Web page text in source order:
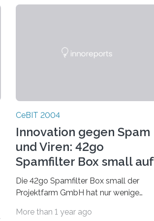
CeBIT 2004
Innovation gegen Spam
und Viren: 42go
Spamfilter Box small auf
Cebit ausgezeichnet
Die 42go Spamfilter Box small der
Projektfarm GmbH hat nur wenige
bemerkenswerte Auszeichnung
More than 1 year ago